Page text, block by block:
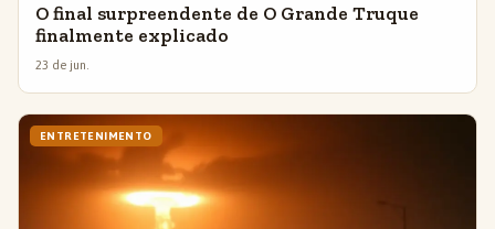
O final surpreendente de O Grande Truque
finalmente explicado
23 de jun.
ENTRETENIMENTO